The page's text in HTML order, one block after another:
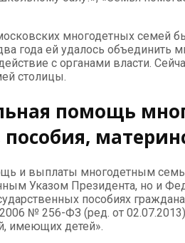
многодетных семей
года ей удалось
с органами власти.
столицы.
помощь
и выплаты многодетным
Указом Президента, но и
пособиях
№ 256-ФЗ (ред. от
имеющих детей».